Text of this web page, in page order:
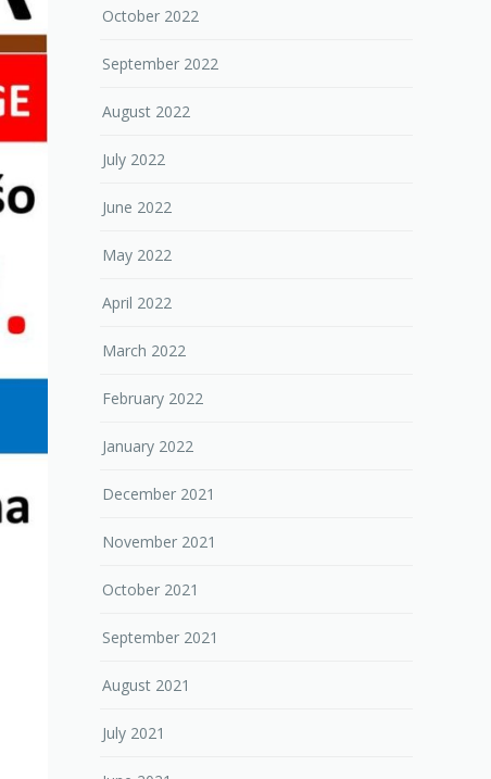
October 2022
September 2022
August 2022
July 2022
June 2022
May 2022
April 2022
March 2022
February 2022
January 2022
December 2021
November 2021
October 2021
September 2021
August 2021
July 2021